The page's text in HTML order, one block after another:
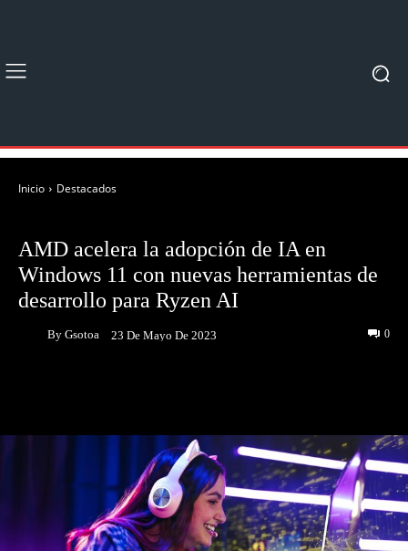
Inicio Destacados
AMD acelera la adopción de IA en
Windows 11 con nuevas herramientas de
desarrollo para Ryzen AI
By Gsotoa 23 De Mayo De 2023 0